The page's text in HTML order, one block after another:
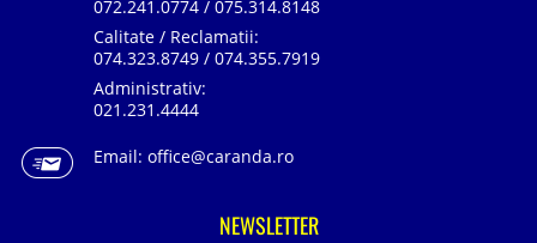
072.241.0774 / 075.314.8148
Calitate / Reclamatii:
074.323.8749 / 074.355.7919
Administrativ:
021.231.4444
Email: office@caranda.ro
NEWSLETTER